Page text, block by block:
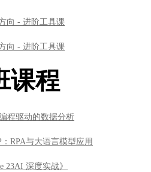
向 - 进阶工具课
向 - 进阶工具课
课程
程驱动的数据分析
：RPA与大语言模型应用
23AI 深度实战》